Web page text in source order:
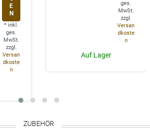
E
N
* inkl.
ges.
MwSt.
zzgl.
Versan
dkoste
n
ges.
MwSt.
zzgl.
Versan
dkoste
n
Auf Lager
ZUBEHÖR